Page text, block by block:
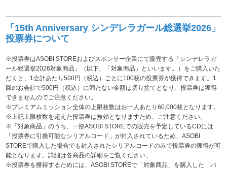
ラブライブ！虹ヶ咲学園スクールアイドル同好会
ラブライブ！スーパースター!!
アイドリッシュセブン
モフモフパレード
「15th Anniversary シンデレラガール総選挙2026」
投票券について
※投票券はASOBI STOREおよびスポンサー企業にて販売する「シンデレラガ
ール総選挙2026対象商品」（以下、「対象商品」といいます。）をご購入いた
だくと、1会計あたり500円（税込）ごとに100枚の投票券が獲得できます。1
回のお会計で500円（税込）に満たない金額は切り捨てとなり、投票券は獲得
できませんのでご注意ください。
※プレミアムミッション全体の上限枚数はお一人あたり60,000枚となります。
※上記上限枚数を超えた投票券は無効となりますため、ご注意ください。
※「対象商品」のうち、一部ASOBI STOREでの販売を予定しているCDには
「投票券に引換可能なシリアルコード」が封入されているため、ASOBI
STOREで購入した場合でも封入されたシリアルコードのみで投票券の獲得が可
能となります。詳細は各商品の詳細をご覧ください。
※投票券を獲得するためには、ASOBI STOREで「対象商品」を購入した「バ